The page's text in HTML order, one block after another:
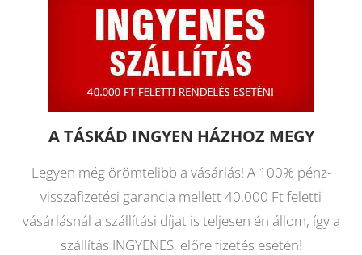
A TÁSKÁD INGYEN HÁZHOZ MEGY
Legyen még örömtelibb a vásárlás! A 100% pénz-
visszafizetési garancia mellett 40.000 Ft feletti
vásárlásnál a szállítási díjat is teljesen én állom, így a
szállítás INGYENES, előre fizetés esetén!